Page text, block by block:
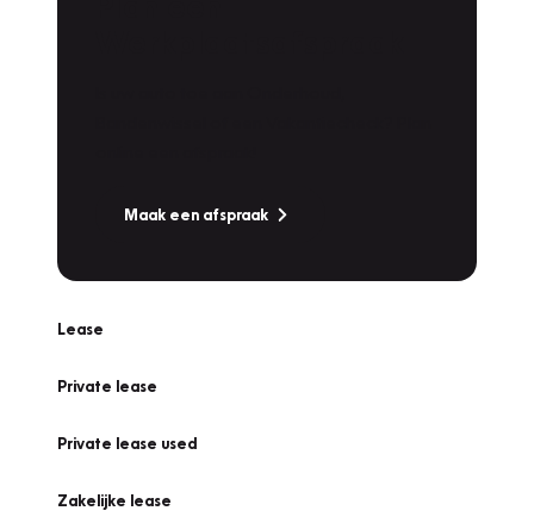
Maak een afspraak
Lease
Private lease
Private lease used
Zakelijke lease